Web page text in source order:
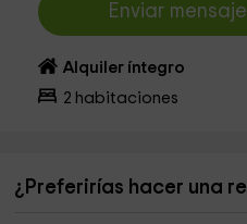
Enviar
Alquiler íntegro
2 habitaciones
¿Preferirías hacer una